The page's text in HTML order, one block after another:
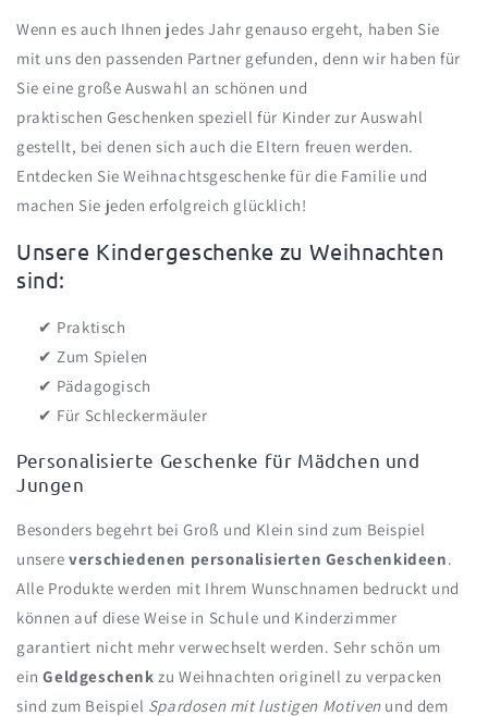
Wenn es auch Ihnen jedes Jahr genauso ergeht, haben Sie
mit uns den passenden Partner gefunden, denn wir haben für
Sie eine große Auswahl an schönen und
praktischen Geschenken speziell für Kinder zur Auswahl
gestellt, bei denen sich auch die Eltern freuen werden.
Entdecken Sie Weihnachtsgeschenke für die Familie und
machen Sie jeden erfolgreich glücklich!
Unsere Kindergeschenke zu Weihnachten
sind:
✔ Praktisch
✔ Zum Spielen
✔ Pädagogisch
✔ Für Schleckermäuler
Personalisierte Geschenke für Mädchen und
Jungen
Besonders begehrt bei Groß und Klein sind zum Beispiel
unsere verschiedenen personalisierten Geschenkideen.
Alle Produkte werden mit Ihrem Wunschnamen bedruckt und
können auf diese Weise in Schule und Kinderzimmer
garantiert nicht mehr verwechselt werden. Sehr schön um
ein Geldgeschenk zu Weihnachten originell zu verpacken
sind zum Beispiel Spardosen mit lustigen Motiven und dem